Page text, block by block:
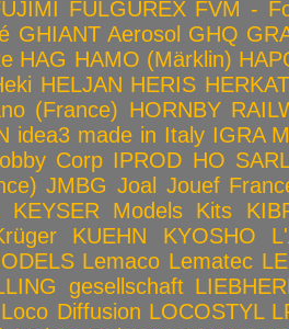
FULGUREX FVM -
GHIANT Aerosol GHQ
HAG HAMO (Märklin)
HELJAN HERIS HERKAT
(France) HORNBY
idea3 made in Italy IGRA
Corp IPROD HO
JMBG Joal Jouef
KEYSER Models Kits
KUEHN KYOSHO
Lemaco Lematec
gesellschaft
Loco Diffusion LOCOSTYL